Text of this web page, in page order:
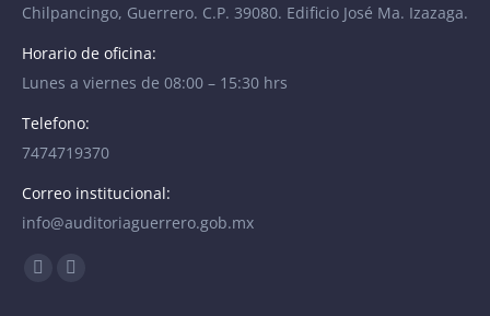
Chilpancingo, Guerrero. C.P. 39080. Edificio José Ma. Izazaga.
Horario de oficina:
Lunes a viernes de 08:00 – 15:30 hrs
Telefono:
7474719370
Correo institucional:
info@auditoriaguerrero.gob.mx
Find us on: